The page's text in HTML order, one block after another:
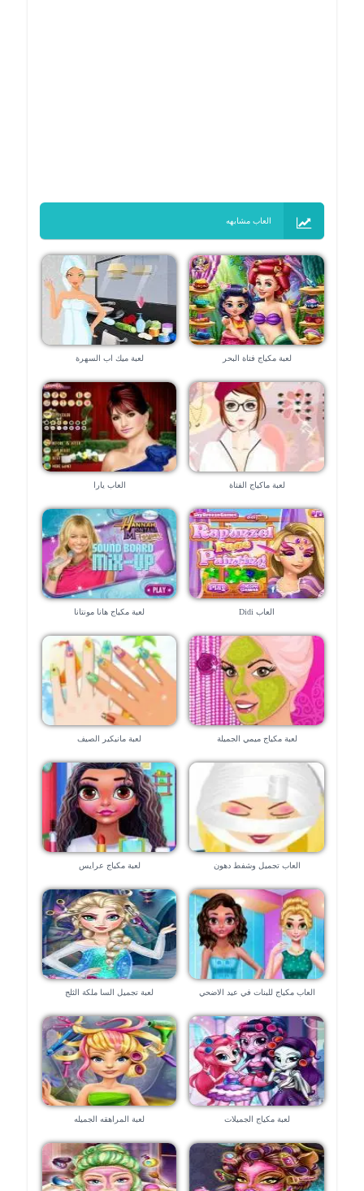
العاب مشابهه
لعبة مكياج فتاة البحر لعبة ميك اب السهرة
لعبة ماكياج الفتاة العاب يارا
العاب Didi لعبة مكياج هانا مونتانا
لعبة مكياج ميمي الجميلة لعبة مانيكير الصيف
العاب تجميل وشفط دهون لعبة مكياج عرايس
العاب مكياج للبنات في عيد الاضحي لعبة تجميل السا ملكة الثلج
لعبة مكياج الجميلات لعبة المراهقه الجميله